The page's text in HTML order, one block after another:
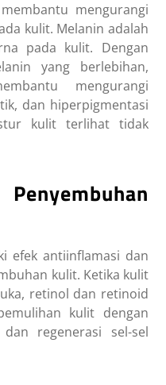
mengurangi
kulit. Melanin adalah
pada kulit. Dengan
yang berlebihan,
mengurangi
dan hiperpigmentasi
kulit terlihat tidak
efek antiinflamasi dan
kulit. Ketika kulit
retinol dan retinoid
kulit dengan
regenerasi sel-sel